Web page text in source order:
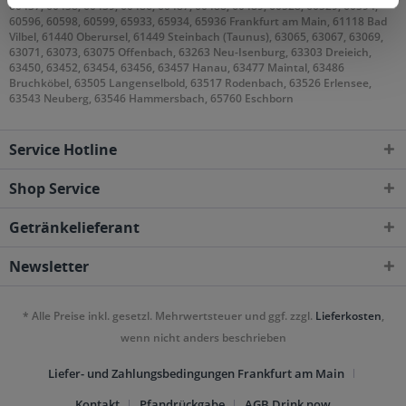
60437, 60438, 60439, 60486, 60487, 60488, 60489, 60528, 60529, 60594,
60596, 60598, 60599, 65933, 65934, 65936 Frankfurt am Main, 61118 Bad
Vilbel, 61440 Oberursel, 61449 Steinbach (Taunus), 63065, 63067, 63069,
63071, 63073, 63075 Offenbach, 63263 Neu-Isenburg, 63303 Dreieich,
63450, 63452, 63454, 63456, 63457 Hanau, 63477 Maintal, 63486
Bruchköbel, 63505 Langenselbold, 63517 Rodenbach, 63526 Erlensee,
63543 Neuberg, 63546 Hammersbach, 65760 Eschborn
Service Hotline
Shop Service
Getränkelieferant
Newsletter
* Alle Preise inkl. gesetzl. Mehrwertsteuer und ggf. zzgl. Lieferkosten,
wenn nicht anders beschrieben
Liefer- und Zahlungsbedingungen Frankfurt am Main